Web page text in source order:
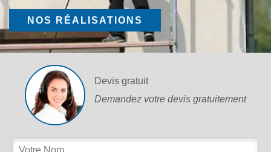
NOS RÉALISATIONS
Devis gratuit
Demandez votre devis gratuitement